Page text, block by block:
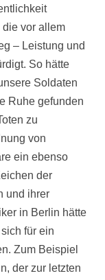
vor allem
– Leistung und
So hätte
Soldaten
Ruhe gefunden
zu
von
ein ebenso
der
und ihrer
in Berlin hätte
für ein
Zum Beispiel
der zur letzten